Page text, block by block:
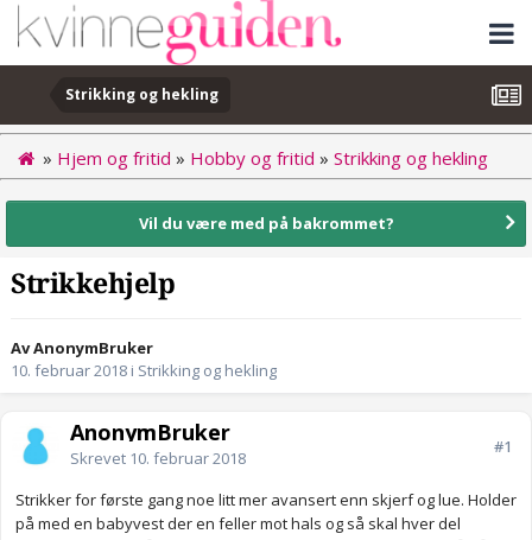
Strikking og hekling
» Hjem og fritid » Hobby og fritid » Strikking og hekling
Vil du være med på bakrommet?
Strikkehjelp
Av AnonymBruker
10. februar 2018 i Strikking og hekling
AnonymBruker
Skrevet 10. februar 2018
#1
Strikker for første gang noe litt mer avansert enn skjerf og lue. Holder
på med en babyvest der en feller mot hals og så skal hver del